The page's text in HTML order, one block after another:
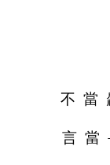
不 當
言 當